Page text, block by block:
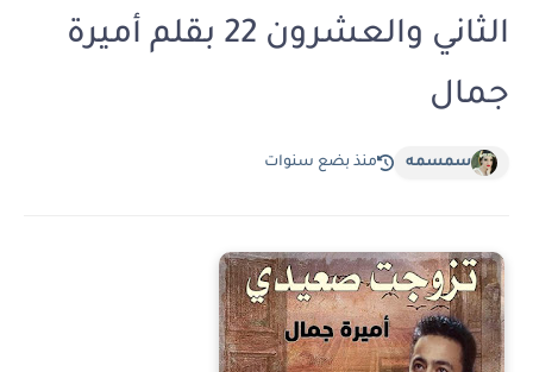
الثاني والعشرون 22 بقلم أميرة
جمال
سمسمه منذ بضع سنوات